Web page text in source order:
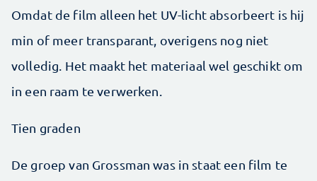
Omdat de film alleen het UV-licht absorbeert is hij
min of meer transparant, overigens nog niet
volledig. Het maakt het materiaal wel geschikt om
in een raam te verwerken.
Tien graden
De groep van Grossman was in staat een film te